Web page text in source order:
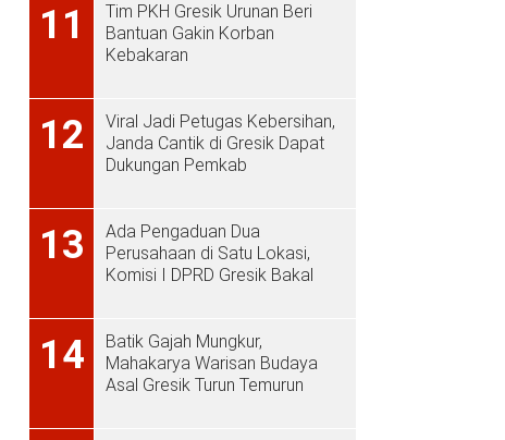
11
Tim PKH Gresik Urunan Beri
Bantuan Gakin Korban
Kebakaran
12
Viral Jadi Petugas Kebersihan,
Janda Cantik di Gresik Dapat
Dukungan Pemkab
13
Ada Pengaduan Dua
Perusahaan di Satu Lokasi,
Komisi I DPRD Gresik Bakal
14
Batik Gajah Mungkur,
Mahakarya Warisan Budaya
Asal Gresik Turun Temurun